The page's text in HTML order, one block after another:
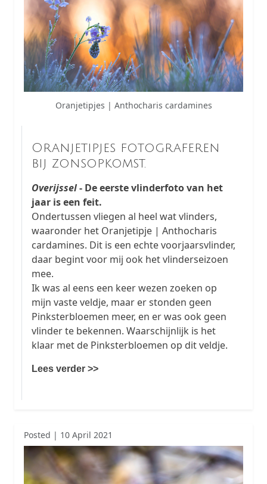
Oranjetipjes | Anthocharis cardamines
Oranjetipjes fotograferen
bij zonsopkomst.
Overijssel- De eerste vlinderfoto van het
jaar is een feit.
Ondertussen vliegen al heel wat vlinders,
waaronder het Oranjetipje | Anthocharis
cardamines. Dit is een echte voorjaarsvlinder,
daar begint voor mij ook het vlinderseizoen
mee.
Ik was al eens een keer wezen zoeken op
mijn vaste veldje, maar er stonden geen
Pinksterbloemen meer, en er was ook geen
vlinder te bekennen. Waarschijnlijk is het
klaar met de Pinksterbloemen op dit veldje.
Lees verder >>
Posted | 10 April 2021